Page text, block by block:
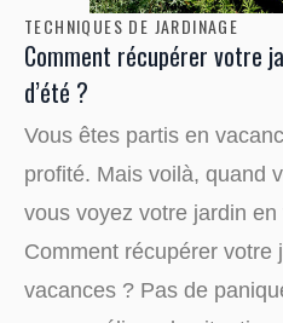
TECHNIQUES DE JARDINAGE
Comment récupérer votre
d’été ?
Vous êtes partis en
profité. Mais voilà, quand
vous voyez votre jardin
Comment récupérer votre
vacances ? Pas de